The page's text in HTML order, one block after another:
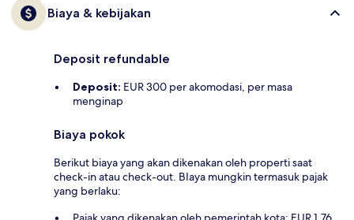
Biaya & kebijakan
Deposit refundable
Deposit: EUR 300 per akomodasi, per masa
menginap
Biaya pokok
Berikut biaya yang akan dikenakan oleh properti saat
check-in atau check-out. BIaya mungkin termasuk pajak
yang berlaku: